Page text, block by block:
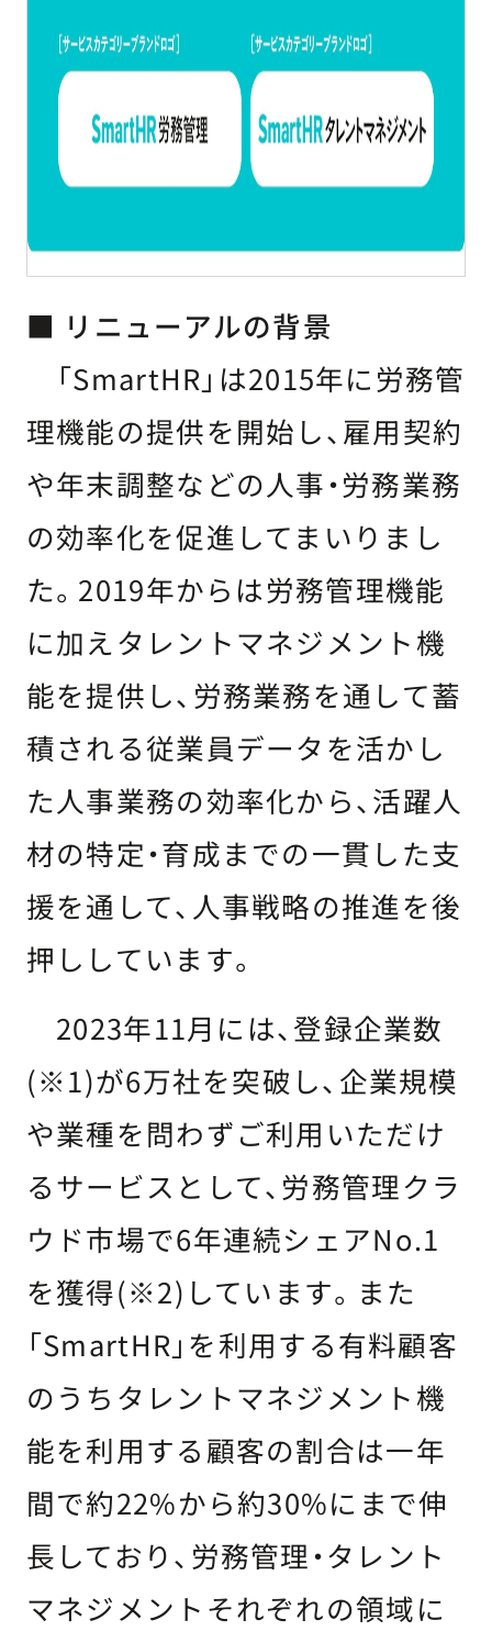
■ リニューアルの背景
「SmartHR」は2015年に労務管
理機能の提供を開始し、雇用契約
や年末調整などの人事・労務業務
の効率化を促進してまいりまし
た。2019年からは労務管理機能
に加えタレントマネジメント機
能を提供し、労務業務を通して蓄
積される従業員データを活かし
た人事業務の効率化から、活躍人
材の特定・育成までの一貫した支
援を通して、人事戦略の推進を後
押ししています。
2023年11月には、登録企業数
(※1)が6万社を突破し、企業規模
や業種を問わずご利用いただけ
るサービスとして、労務管理クラ
ウド市場で6年連続シェアNo.1
を獲得(※2)しています。また
「SmartHR」を利用する有料顧客
のうちタレントマネジメント機
能を利用する顧客の割合は一年
間で約22%から約30%にまで伸
長しており、労務管理・タレント
マネジメントそれぞれの領域に